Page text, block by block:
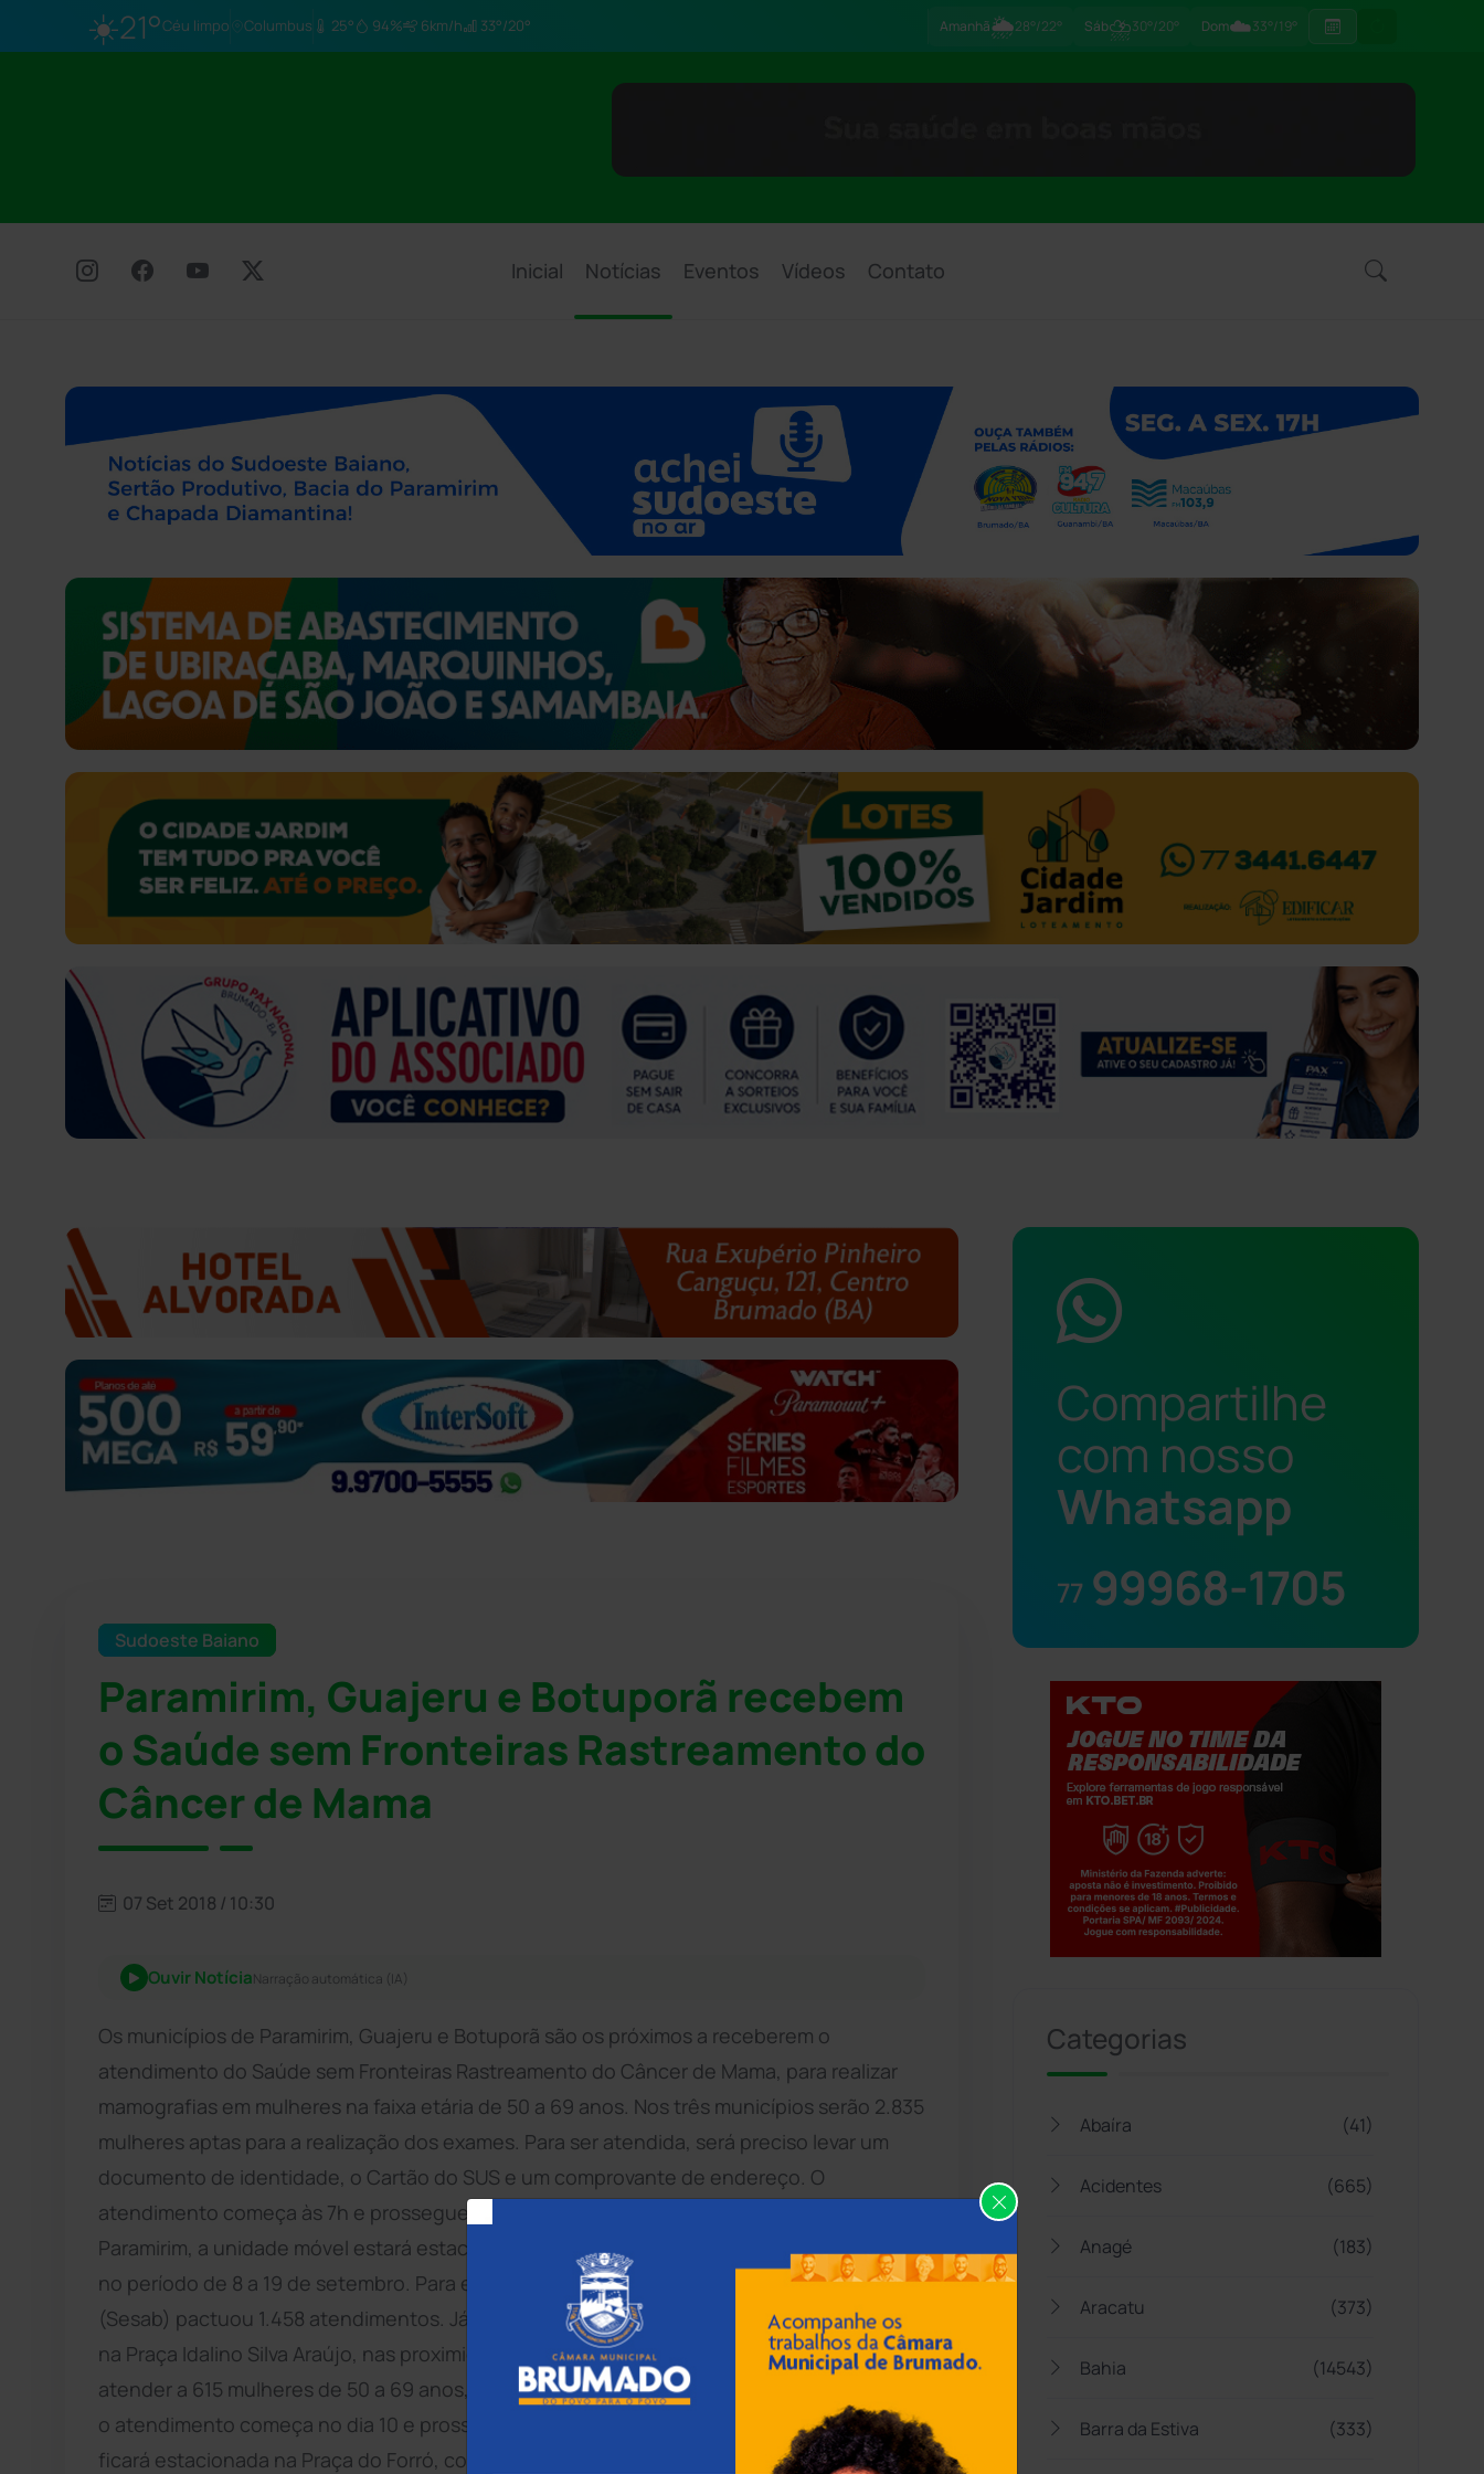
☀️21°Céu limpo Columbus 25° 94% 6km/h 33°/20° Amanhã🌦28°/22° Sáb⛈30°/20° Dom☁️33°/19°
Inicial Notícias Eventos Vídeos Contato
Sudoeste Baiano
Paramirim, Guajeru e Botuporã recebem
o Saúde sem Fronteiras Rastreamento do
Câncer de Mama
07 Set 2018 / 10:30
Ouvir NotíciaNarração automática (IA)
Os municípios de Paramirim, Guajeru e Botuporã são os próximos a receberem o
atendimento do Saúde sem Fronteiras Rastreamento do Câncer de Mama, para realizar
mamografias em mulheres na faixa etária de 50 a 69 anos. Nos três municípios serão 2.835
mulheres aptas para a realização dos exames. Para ser atendida, será preciso levar um
documento de identidade, o Cartão do SUS e um comprovante de endereço. O
atendimento começa às 7h e prossegue até as 18h, em todas as localidades. Em
Paramirim, a unidade móvel estará estacionada na Praça Santo Antônio (praça da igreja),
no período de 8 a 19 de setembro. Para este município, a Secretaria da Saúde do Estado
(Sesab) pactuou 1.458 atendimentos. Já em Guajeru, a unidade móvel ficará estacionada
na Praça Idalino Silva Araújo, nas proximidades da Câmara de Vereadores. A meta é
atender a 615 mulheres de 50 a 69 anos, no período de 10 a 14 de setembro. Em Botuporã,
o atendimento começa no dia 10 e prossegue até o dia 13 de setembro. A unidade móvel
ficará estacionada na Praça do Forró, com a meta de atender a 762 mulheres, dentro da
Compartilhe
com nosso
Whatsapp
77 99968-1705
Categorias
Abaíra (41)
Acidentes (665)
Anagé (183)
Aracatu (373)
Bahia (14543)
Barra da Estiva (333)